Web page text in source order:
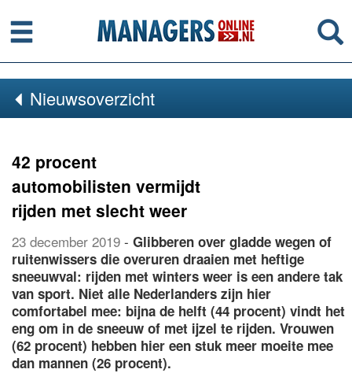
Menu
Nieuwsoverzicht
42 procent
automobilisten vermijdt
rijden met slecht weer
23 december 2019 - Glibberen over gladde wegen of
ruitenwissers die overuren draaien met heftige
sneeuwval: rijden met winters weer is een andere tak
van sport. Niet alle Nederlanders zijn hier
comfortabel mee: bijna de helft (44 procent) vindt het
eng om in de sneeuw of met ijzel te rijden. Vrouwen
(62 procent) hebben hier een stuk meer moeite mee
dan mannen (26 procent).